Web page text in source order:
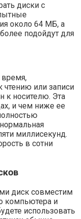
диски с
около 64 МБ, а
подойдут для
время,
чтению или записи
к носителю. Эта
и чем ниже ее
миллисекунд.
в сотни
диск совместим
компьютера и
использовать